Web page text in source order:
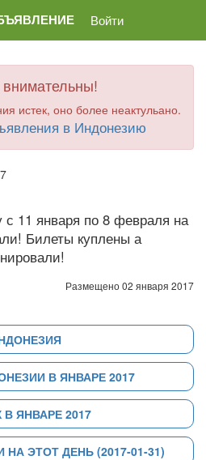
Войти
внимательны!
истек, оно более неактульано.
в Индонезию
11 января по 8 февраля на
Билеты куплены а
Размещено 02 января 2017
В ЯНВАРЕ 2017
ЯНВАРЕ 2017
ЭТОТ ДЕНЬ (2017-01-31)